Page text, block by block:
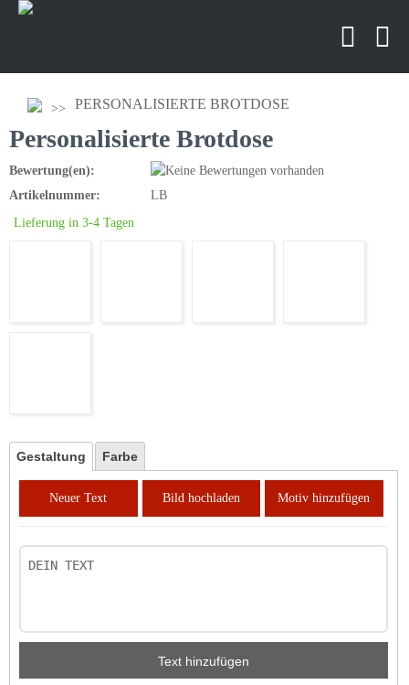
PERSONALISIERTE BROTDOSE
Personalisierte Brotdose
Bewertung(en):
Artikelnummer:
LB
Lieferung in 3-4 Tagen
Gestaltung Farbe
Neuer Text Bild hochladen Motiv hinzufügen
Text hinzufügen